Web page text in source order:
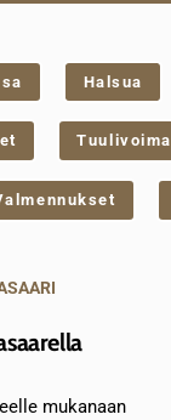
Halsua
Tuulivoima
mukanaan